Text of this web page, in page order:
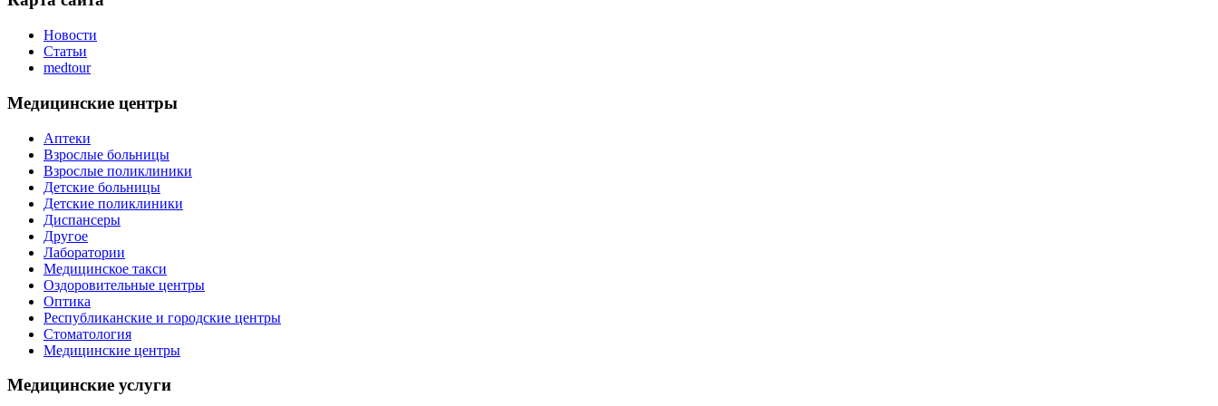
Новости
Статьи
medtour
Медицинские центры
Аптеки
Взрослые больницы
Взрослые поликлиники
Детские больницы
Детские поликлиники
Диспансеры
Другое
Лаборатории
Медицинское такси
Оздоровительные центры
Оптика
Республиканские и городские центры
Стоматология
Медицинские центры
Медицинские услуги